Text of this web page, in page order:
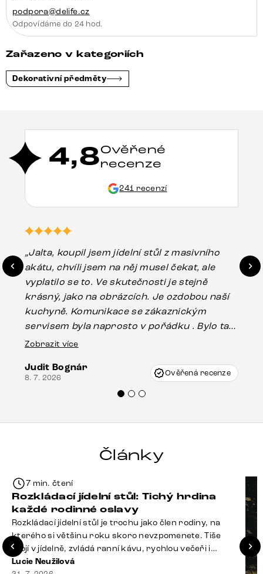
podpora@delife.cz
Odpovídáme do 24 hod.
Zařazeno v kategoriích
Dekorativní předměty
4,8Ověřené
recenze
241 recenzí
„Jalta, koupil jsem jídelní stůl z masivního
akátu, chvíli jsem na něj musel čekat, ale
vyplatilo se to. Ve skutečnosti je stejně
krásný, jako na obrázcích. Je ozdobou naší
kuchyně. Komunikace se zákaznickým
servisem byla naprosto v pořádku . Bylo tam
drobné poškození u nohy stolu, které mohlo
Vincze mi velmi korektně vyšli vstříc.
Doporučuji produkty Delife všem.“
Zobrazit více
Judit Bognár
8. 7. 2026 Ověřená recenze
Články
7 min. čtení
Rozkládací jídelní stůl: Tichý hrdina
každé rodinné oslavy
Rozkládací jídelní stůl je trochu jako člen rodiny, na
kterého si většinu roku skoro nevzpomenete. Tiše
stojí v jídelně, zvládá ranní kávu, rychlou večeři i
hromadu dopisů, které je potřeba „někdy vyřídit“. Pak
Lucie Neužilová